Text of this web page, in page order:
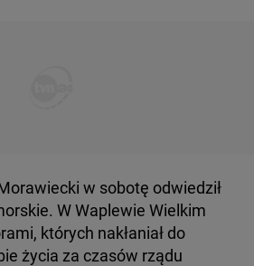
w sobotę odwiedził
W Waplewie Wielkim
których nakłaniał do
życia za czasów rządu